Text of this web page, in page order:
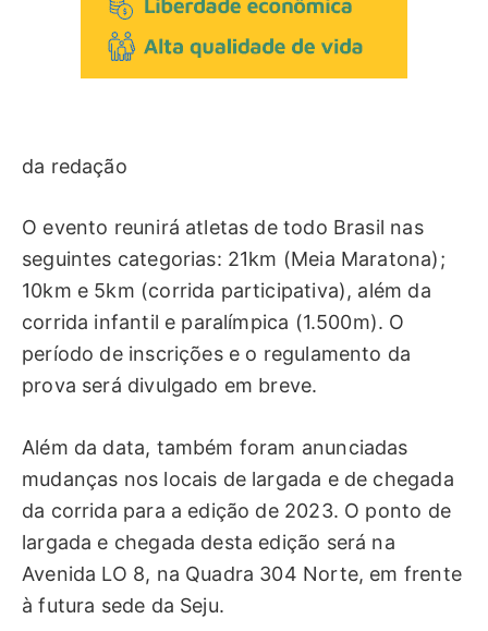
da redação
O evento reunirá atletas de todo Brasil nas
seguintes categorias: 21km (Meia Maratona);
10km e 5km (corrida participativa), além da
corrida infantil e paralímpica (1.500m). O
período de inscrições e o regulamento da
prova será divulgado em breve.
Além da data, também foram anunciadas
mudanças nos locais de largada e de chegada
da corrida para a edição de 2023. O ponto de
largada e chegada desta edição será na
Avenida LO 8, na Quadra 304 Norte, em frente
à futura sede da Seju.